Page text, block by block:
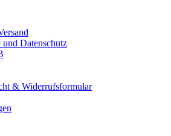
und Datenschutz
& Widerrufsformular